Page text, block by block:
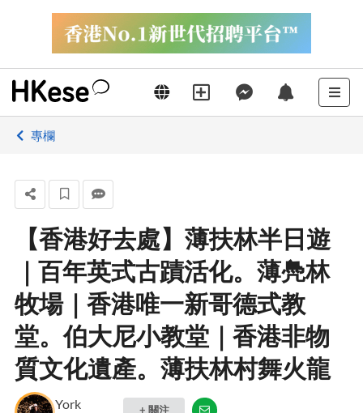
專欄
【香港好去處】薄扶林半日遊
｜百年英式古蹟活化。薄鳧林
牧場｜香港唯一新哥德式教
堂。伯大尼小教堂｜香港非物
質文化遺產。薄扶林村舞火龍
York + 關注